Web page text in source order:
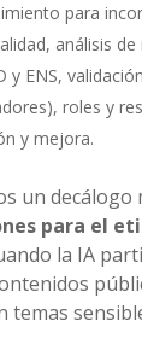
para
análisis de
y ENS,
roles y
y mejora.
un
para el
la IA
temas